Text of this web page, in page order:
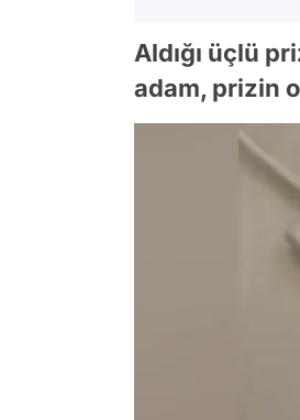
Aldığı üçlü
adam, prizin